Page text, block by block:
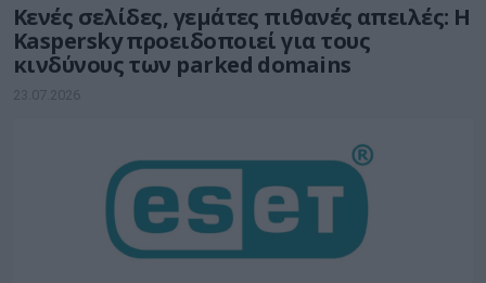
Κενές σελίδες, γεμάτες πιθανές απειλές: Η
Kaspersky προειδοποιεί για τους
κινδύνους των parked domains
23.07.2026